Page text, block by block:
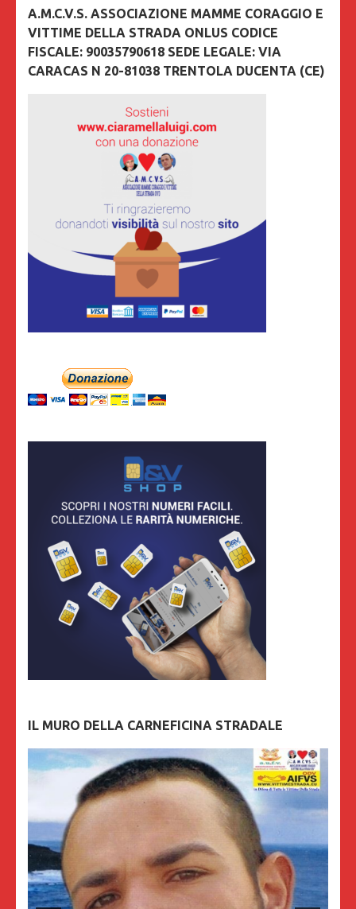
A.M.C.V.S. ASSOCIAZIONE MAMME CORAGGIO E
VITTIME DELLA STRADA ONLUS CODICE
FISCALE: 90035790618 SEDE LEGALE: VIA
CARACAS N 20-81038 TRENTOLA DUCENTA (CE)
IL MURO DELLA CARNEFICINA STRADALE